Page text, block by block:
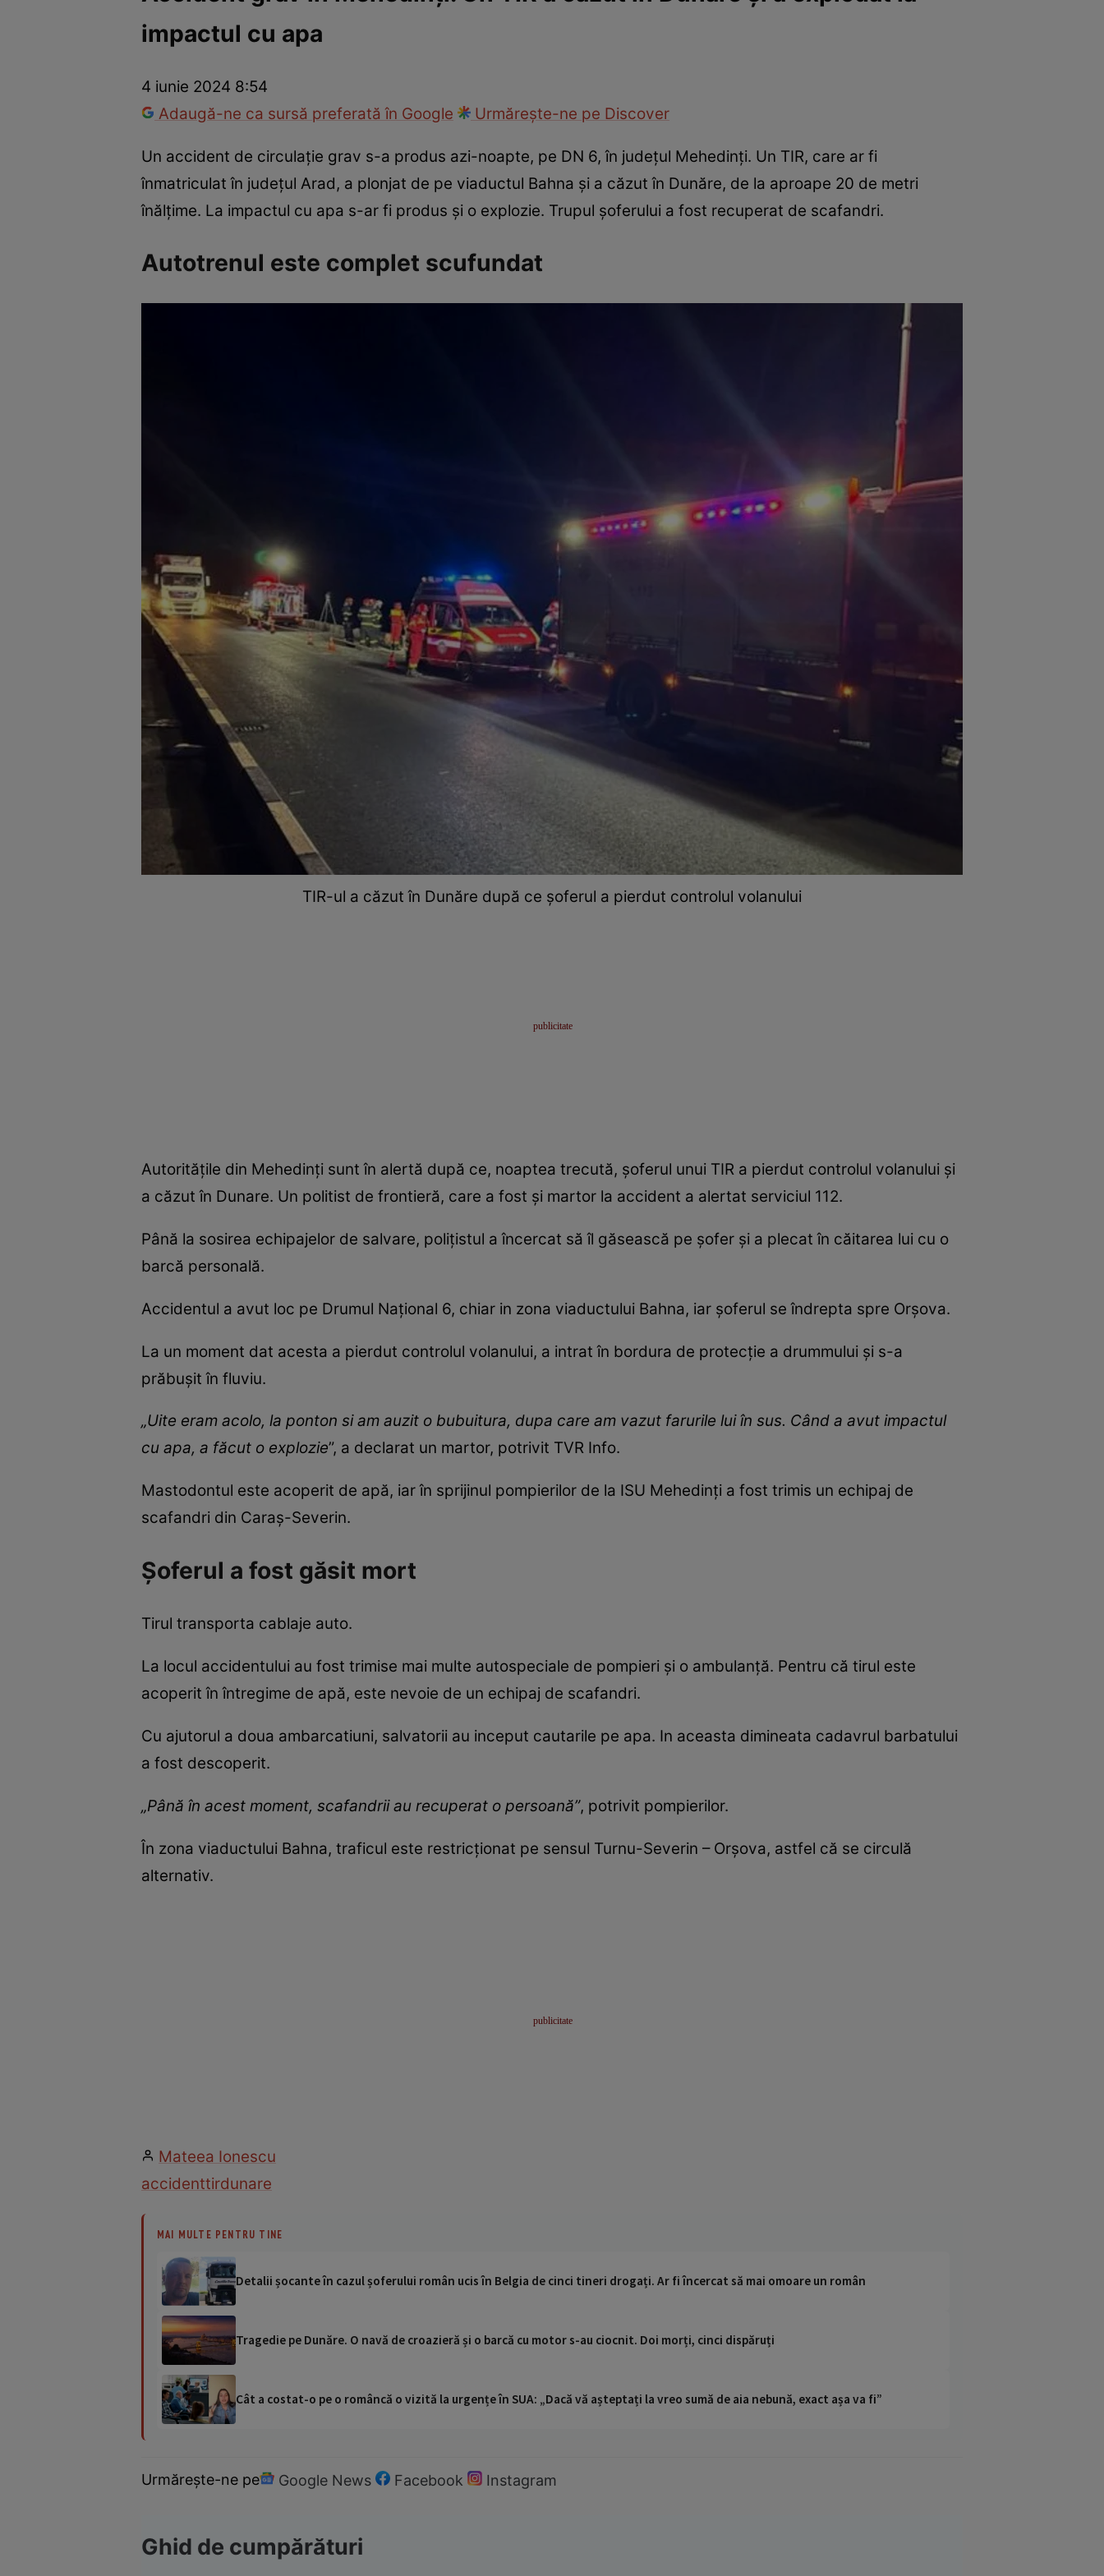
InternaționalFapt diversTehnologie
impactul cu apa
4 iunie 2024 8:54
Adaugă-ne ca sursă preferată în Google
Urmărește-ne pe Discover
Un accident de circulație grav s-a produs azi-noapte, pe DN 6, în județul Mehedinți. Un TIR, care ar fi
înmatriculat în județul Arad, a plonjat de pe viaductul Bahna și a căzut în Dunăre, de la aproape 20 de metri
înălțime. La impactul cu apa s-ar fi produs și o explozie. Trupul șoferului a fost recuperat de scafandri.
Autotrenul este complet scufundat
TIR-ul a căzut în Dunăre după ce șoferul a pierdut controlul volanului
Autoritățile din Mehedinți sunt în alertă după ce, noaptea trecută, șoferul unui TIR a pierdut controlul volanului și
a căzut în Dunare. Un politist de frontieră, care a fost și martor la accident a alertat serviciul 112.
Până la sosirea echipajelor de salvare, polițistul a încercat să îl găsească pe șofer și a plecat în căitarea lui cu o
barcă personală.
Accidentul a avut loc pe Drumul Național 6, chiar in zona viaductului Bahna, iar șoferul se îndrepta spre Orșova.
La un moment dat acesta a pierdut controlul volanului, a intrat în bordura de protecție a drummului și s-a
prăbușit în fluviu.
„Uite eram acolo, la ponton si am auzit o bubuitura, dupa care am vazut farurile lui în sus. Când a avut impactul
cu apa, a făcut o explozie”, a declarat un martor, potrivit TVR Info.
Mastodontul este acoperit de apă, iar în sprijinul pompierilor de la ISU Mehedinți a fost trimis un echipaj de
scafandri din Caraș-Severin.
Șoferul a fost găsit mort
Tirul transporta cablaje auto.
La locul accidentului au fost trimise mai multe autospeciale de pompieri și o ambulanță. Pentru că tirul este
acoperit în întregime de apă, este nevoie de un echipaj de scafandri.
Cu ajutorul a doua ambarcatiuni, salvatorii au inceput cautarile pe apa. In aceasta dimineata cadavrul barbatului
a fost descoperit.
„Până în acest moment, scafandrii au recuperat o persoană”, potrivit pompierilor.
În zona viaductului Bahna, traficul este restricționat pe sensul Turnu-Severin – Orșova, astfel că se circulă
alternativ.
Mateea Ionescu
accidenttirdunare
MAI MULTE PENTRU TINE
Detalii șocante în cazul șoferului român ucis în Belgia de cinci tineri drogați. Ar fi încercat să mai omoare un român
Tragedie pe Dunăre. O navă de croazieră și o barcă cu motor s-au ciocnit. Doi morți, cinci dispăruți
Cât a costat-o pe o româncă o vizită la urgențe în SUA: „Dacă vă așteptați la vreo sumă de aia nebună, exact așa va fi”
Urmărește-ne pe Google News Facebook Instagram
Ghid de cumpărături